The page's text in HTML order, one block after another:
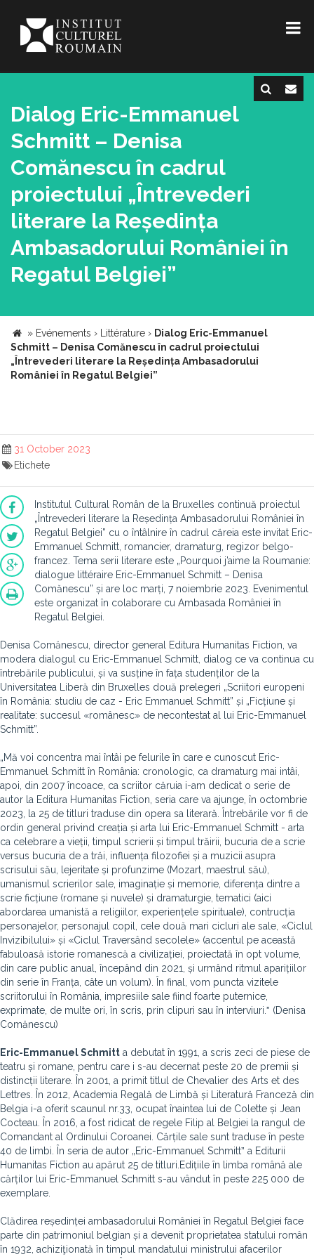
Dialog Eric-Emmanuel
Schmitt – Denisa
Comănescu în cadrul
proiectului „Întrevederi
literare la Reședința
Ambasadorului României în
Regatul Belgiei”
» Evénements › Littérature › Dialog Eric-Emmanuel
Schmitt – Denisa Comănescu în cadrul proiectului
„Întrevederi literare la Reședința Ambasadorului
României în Regatul Belgiei”
31 October 2023
Etichete
Institutul Cultural Român de la Bruxelles continuă proiectul
„Întrevederi literare la Reședința Ambasadorului României în
Regatul Belgiei” cu o întâlnire în cadrul căreia este invitat Eric-
Emmanuel Schmitt, romancier, dramaturg, regizor belgo-
francez. Tema serii literare este „Pourquoi j’aime la Roumanie:
dialogue littéraire Eric-Emmanuel Schmitt – Denisa
Comănescu” și are loc marți, 7 noiembrie 2023. Evenimentul
este organizat în colaborare cu Ambasada României în
Regatul Belgiei.
Denisa Comănescu, director general Editura Humanitas Fiction, va
modera dialogul cu Eric-Emmanuel Schmitt, dialog ce va continua cu
întrebările publicului, și va susține în fața studenților de la
Universitatea Liberă din Bruxelles două prelegeri „Scriitori europeni
în România: studiu de caz - Eric Emmanuel Schmitt” și „Ficțiune și
realitate: succesul «românesc» de necontestat al lui Eric-Emmanuel
Schmitt”.
„Mă voi concentra mai întâi pe felurile în care e cunoscut Eric-
Emmanuel Schmitt în România: cronologic, ca dramaturg mai intâi,
apoi, din 2007 încoace, ca scriitor căruia i-am dedicat o serie de
autor la Editura Humanitas Fiction, seria care va ajunge, în octombrie
2023, la 25 de titluri traduse din opera sa literară. Întrebările vor fi de
ordin general privind creația și arta lui Eric-Emmanuel Schmitt - arta
ca celebrare a vieții, timpul scrierii și timpul trăirii, bucuria de a scrie
versus bucuria de a trăi, influența filozofiei și a muzicii asupra
scrisului său, lejeritate și profunzime (Mozart, maestrul său),
umanismul scrierilor sale, imaginație și memorie, diferența dintre a
scrie ficțiune (romane și nuvele) și dramaturgie, tematici (aici
abordarea umanistă a religiilor, experiențele spirituale), contrucția
personajelor, personajul copil, cele două mari cicluri ale sale, «Ciclul
Invizibilului» și «Ciclul Traversând secolele» (accentul pe această
fabuloasă istorie romanescă a civilizației, proiectată în opt volume,
din care public anual, începând din 2021, și urmând ritmul aparițiilor
din serie în Franța, câte un volum). În final, vom puncta vizitele
scriitorului în România, impresiile sale fiind foarte puternice,
exprimate, de multe ori, în scris, prin clipuri sau în interviuri.ˮ (Denisa
Comănescu)
Eric-Emmanuel Schmitt a debutat în 1991, a scris zeci de piese de
teatru și romane, pentru care i s-au decernat peste 20 de premii și
distincții literare. În 2001, a primit titlul de Chevalier des Arts et des
Lettres. În 2012, Academia Regală de Limbă și Literatură Franceză din
Belgia i-a oferit scaunul nr.33, ocupat înaintea lui de Colette și Jean
Cocteau. În 2016, a fost ridicat de regele Filip al Belgiei la rangul de
Comandant al Ordinului Coroanei. Cărțile sale sunt traduse în peste
40 de limbi. În seria de autor „Eric-Emmanuel Schmittˮ a Editurii
Humanitas Fiction au apărut 25 de titluri.Edițiile în limba română ale
cărților lui Eric-Emmanuel Schmitt s-au vândut în peste 225 000 de
exemplare.
Clădirea reședinței ambasadorului României în Regatul Belgiei face
parte din patrimoniul belgian și a devenit proprietatea statului român
în 1932, achiziţionată în timpul mandatului ministrului afacerilor